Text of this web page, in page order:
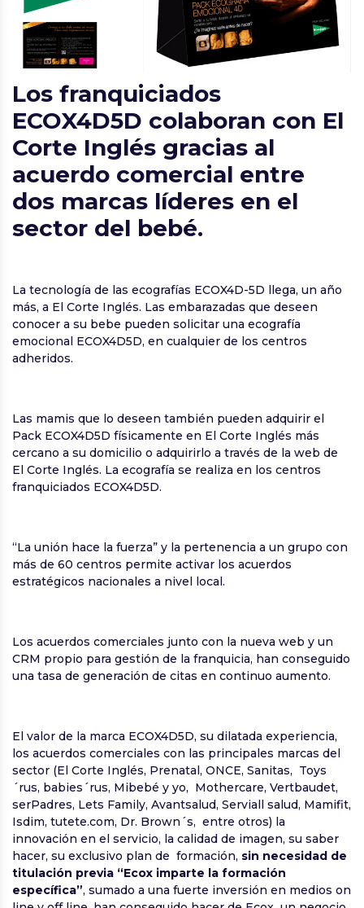
Los franquiciados
ECOX4D5D colaboran con El
Corte Inglés gracias al
acuerdo comercial entre
dos marcas líderes en el
sector del bebé.
La tecnología de las ecografías ECOX4D-5D llega, un año
más, a El Corte Inglés. Las embarazadas que deseen
conocer a su bebe pueden solicitar una ecografía
emocional ECOX4D5D, en cualquier de los centros
adheridos.
Las mamis que lo deseen también pueden adquirir el
Pack ECOX4D5D físicamente en El Corte Inglés más
cercano a su domicilio o adquirirlo a través de la web de
El Corte Inglés. La ecografía se realiza en los centros
franquiciados ECOX4D5D.
“La unión hace la fuerza” y la pertenencia a un grupo con
más de 60 centros permite activar los acuerdos
estratégicos nacionales a nivel local.
Los acuerdos comerciales junto con la nueva web y un
CRM propio para gestión de la franquicia, han conseguido
una tasa de generación de citas en continuo aumento.
El valor de la marca ECOX4D5D, su dilatada experiencia,
los acuerdos comerciales con las principales marcas del
sector (El Corte Inglés, Prenatal, ONCE, Sanitas, Toys
´rus, babies´rus, Mibebé y yo, Mothercare, Vertbaudet,
serPadres, Lets Family, Avantsalud, Serviall salud, Mamifit,
Isdim, tutete.com, Dr. Brown´s, entre otros) la
innovación en el servicio, la calidad de imagen, su saber
hacer, su exclusivo plan de formación, sin necesidad de
titulación previa “Ecox imparte la formación
específica”, sumado a una fuerte inversión en medios on